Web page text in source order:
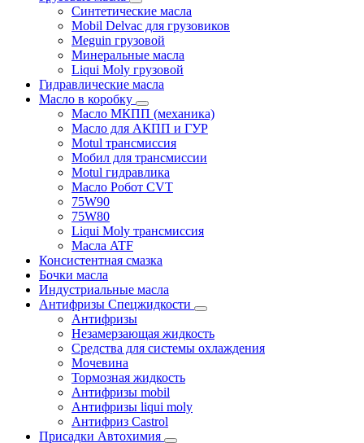
Синтетические масла
Mobil Delvac для грузовиков
Meguin грузовой
Минеральные масла
Liqui Moly грузовой
Гидравлические масла
Масло в коробку
Масло МКПП (механика)
Масло для АКПП и ГУР
Motul трансмиссия
Мобил для трансмиссии
Motul гидравлика
Масло Робот CVT
75W90
75W80
Liqui Moly трансмиссия
Масла ATF
Консистентная смазка
Бочки масла
Индустриальные масла
Антифризы Спецжидкости
Антифризы
Незамерзающая жидкость
Средства для системы охлаждения
Мочевина
Тормозная жидкость
Антифризы mobil
Антифризы liqui moly
Антифриз Castrol
Присадки Автохимия